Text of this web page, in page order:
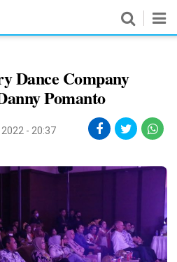
Dance Company
Pomanto
- 20:37